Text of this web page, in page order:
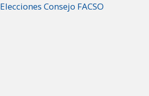
Elecciones Consejo FACSO